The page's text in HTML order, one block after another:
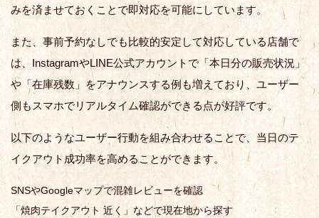
みを済ませておくことで即対応を可能にしています。
また、事前予約なしでも比較的安定して対応している店舗で
は、InstagramやLINE公式アカウントで「本日分の販売状況」
や「在庫残数」をアナウンスする例も増えており、ユーザー
側もスマホでリアルタイム確認ができる点が好評です。
以下のようなユーザー行動を組み合わせることで、当日のテ
イクアウト成功率を高めることができます。
SNSやGoogleマップで混雑レビューを確認
「焼肉テイクアウト 近く」などで現在地から探す